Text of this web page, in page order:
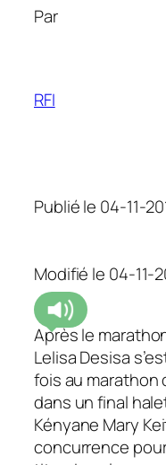
Par
RFI
Publié le 04-11-
Modifié le 04-11-
Après le
Lelisa Desisa
fois au marathon
dans un final
Kényane Mary
concurrence